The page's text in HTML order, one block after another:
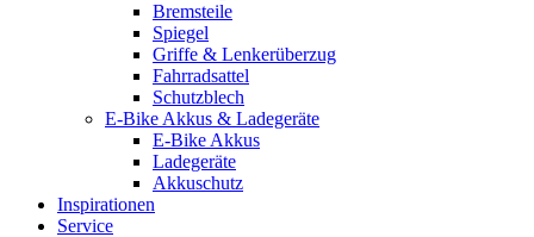
Bremsteile
Spiegel
Griffe & Lenkerüberzug
Fahrradsattel
Schutzblech
E-Bike Akkus & Ladegeräte
E-Bike Akkus
Ladegeräte
Akkuschutz
Inspirationen
Service